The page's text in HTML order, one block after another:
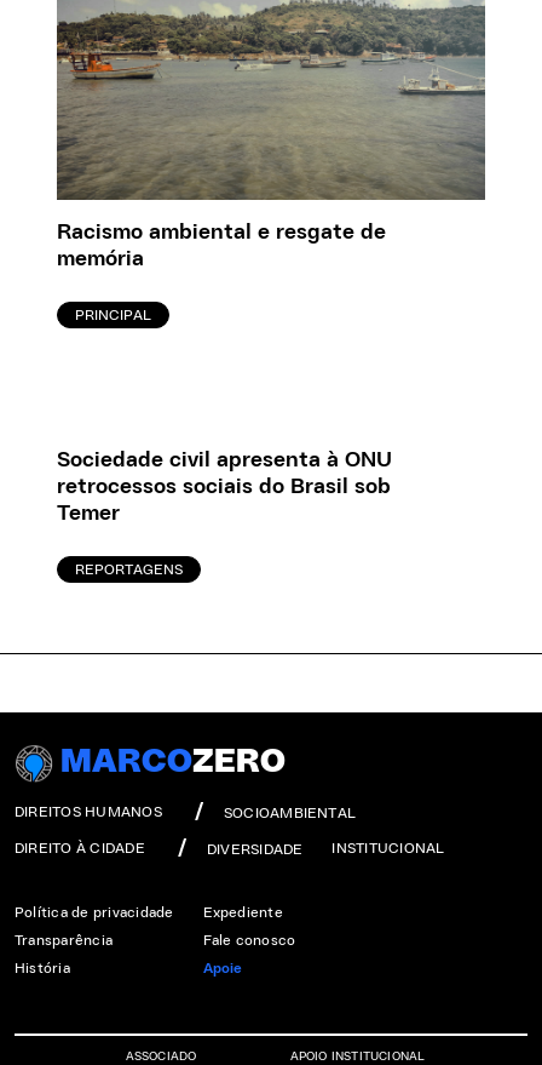
Racismo ambiental e resgate de
memória
PRINCIPAL
Sociedade civil apresenta à ONU
retrocessos sociais do Brasil sob
Temer
REPORTAGENS
MARCOZERO
DIREITOS HUMANOS SOCIOAMBIENTAL
DIREITO À CIDADE DIVERSIDADE INSTITUCIONAL
Política de privacidade
Transparência
História
Expediente
Fale conosco
Apoie
ASSOCIADO APOIO INSTITUCIONAL